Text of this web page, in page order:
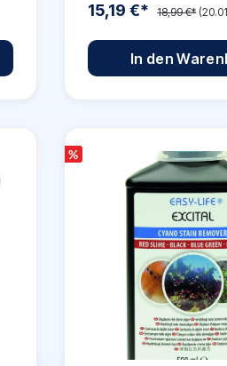
15,19 €* 18,99 €*
In den
%